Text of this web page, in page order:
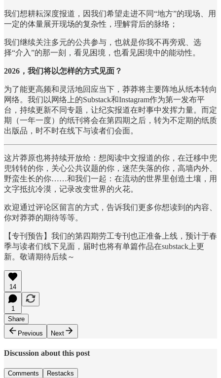
我们想耕耘深度报道，因我们希望走进不同“地方”的现场、用
一定的体量展开现场的复杂性，理解背后的脉络；
我们继续关注多元的公共参与，也就是你我不再旁观、选
择“介入”的那一刻，看见困境，也看见困境中的能动性。
2026，我们将以怎样的方式见面？
为了能更高频和灵活地回应当下，莽莽将主要阵地从纸本转向
网络。我们以网络上的Substack和Instagram作为第一发布平
台，持续更新不同专题，让纪实报道在时事中发挥力量。而定
期（一年一度）的纸刊将会在第四期之后，转为不定期的纸质
出版品，时不时在线下与读者们会面。
这片莽原也将持续开放给：想阅读中文报道的你，在迁移中兜
兜转转的你，关心公共议题的你，迷茫失落的你，高墙内外、
野蛮生长的你……和我们一起：在流动的世界里创造土壤，用
文字抵抗冷漠，记录改变世界的火花。
欢迎通过评论区留言的方式，告诉我们更多你想读到的内容、
你对莽莽的期待等等。
【专刊预告】我们的第四期劳工专刊也正准备上线，预计于春
季与读者们线下见面，届时也将有单篇作品在substack上更
新。敬请期待后续～
14
1
Share
Previous
Next
Discussion about this post
Comments Restacks